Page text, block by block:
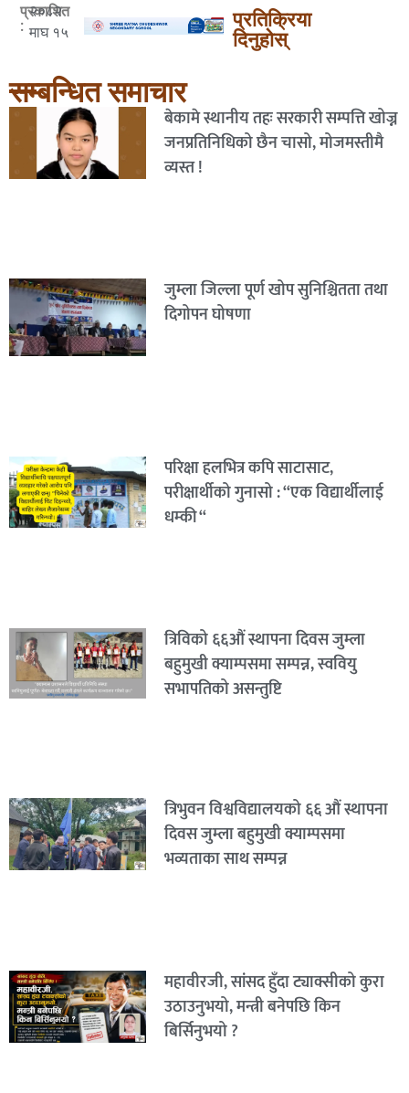
प्रकाशित
:
२०८२
माघ १५
प्रतिक्रिया
दिनुहोस्
सम्बन्धित समाचार
बेकामे स्थानीय तहः सरकारी सम्पत्ति खोज्न
जनप्रतिनिधिको छैन चासो, मोजमस्तीमै
व्यस्त !
जुम्ला जिल्ला पूर्ण खोप सुनिश्चितता तथा
दिगोपन घोषणा
परिक्षा हलभित्र कपि साटासाट,
परीक्षार्थीको गुनासो : “एक विद्यार्थीलाई
धम्की “
त्रिविको ६६औं स्थापना दिवस जुम्ला
बहुमुखी क्याम्पसमा सम्पन्न, स्ववियु
सभापतिको असन्तुष्टि
त्रिभुवन विश्वविद्यालयको ६६ औं स्थापना
दिवस जुम्ला बहुमुखी क्याम्पसमा
भव्यताका साथ सम्पन्न
महावीरजी, सांसद हुँदा ट्याक्सीको कुरा
उठाउनुभयो, मन्त्री बनेपछि किन
बिर्सिनुभयो ?